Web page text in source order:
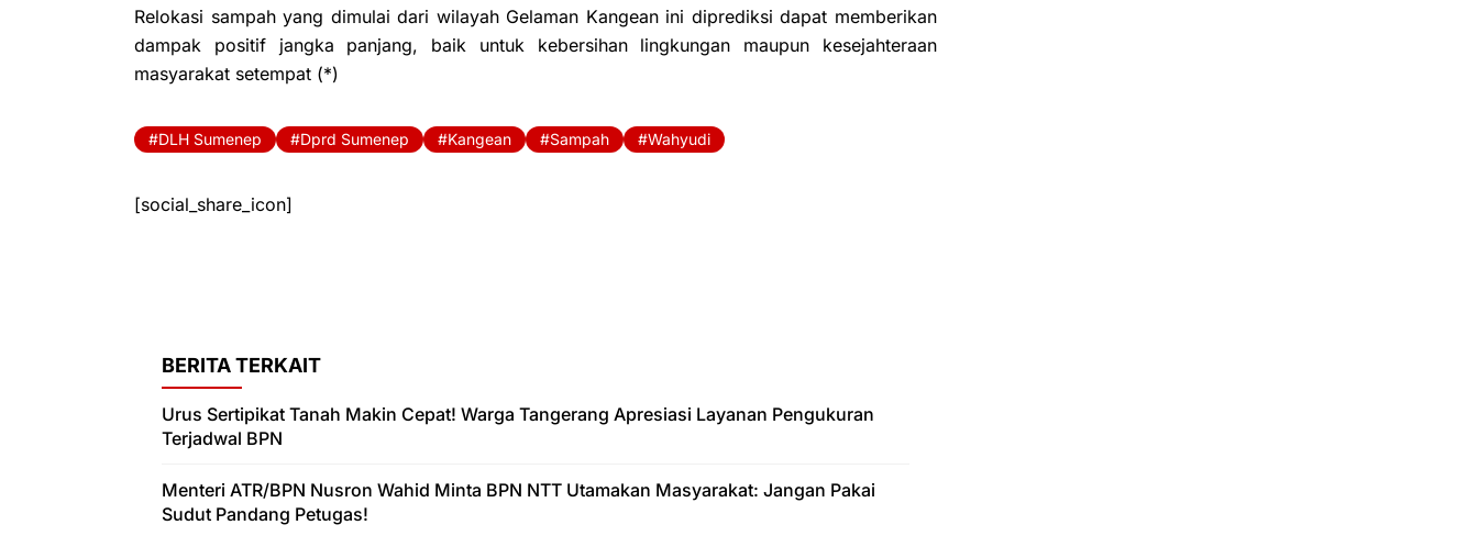
Relokasi sampah yang dimulai dari wilayah Gelaman Kangean ini diprediksi dapat memberikan
dampak positif jangka panjang, baik untuk kebersihan lingkungan maupun kesejahteraan
masyarakat setempat (*)
DLH Sumenep Dprd Sumenep Kangean Sampah Wahyudi
[social_share_icon]
BERITA TERKAIT
Urus Sertipikat Tanah Makin Cepat! Warga Tangerang Apresiasi Layanan Pengukuran
Terjadwal BPN
Menteri ATR/BPN Nusron Wahid Minta BPN NTT Utamakan Masyarakat: Jangan Pakai
Sudut Pandang Petugas!